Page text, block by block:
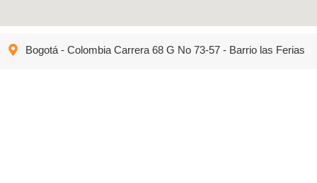
Bogotá - Colombia Carrera 68 G No 73-57 - Barrio las Ferias